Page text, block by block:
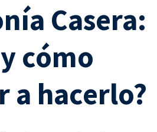
Casera:
cómo
a hacerlo?